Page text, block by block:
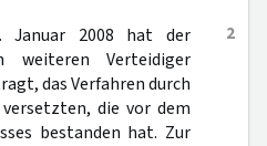
2
Januar 2008 hat der
weiteren Verteidiger
das Verfahren durch
die vor dem
bestanden hat. Zur